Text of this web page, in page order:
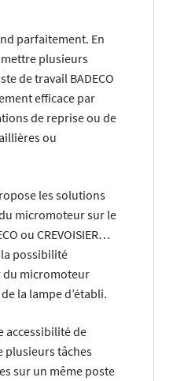
parfaitement. En
plusieurs
de travail BADECO
efficace par
de reprise ou de
ou
les solutions
micromoteur sur le
ou CREVOISIER…
possibilité
du micromoteur
la lampe d’établi.
accessibilité de
plusieurs tâches
sur un même poste